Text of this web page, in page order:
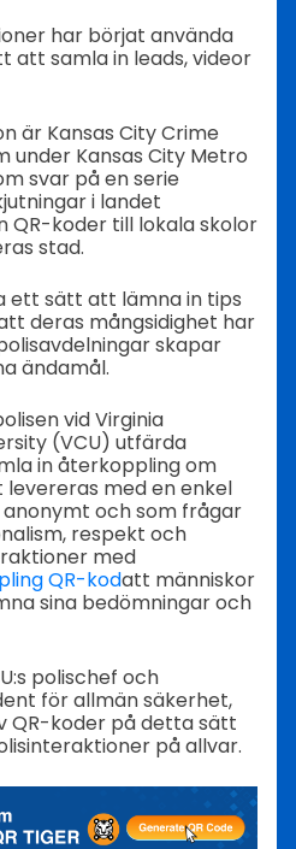
har börjat använda
att samla in leads, videor
är Kansas City Crime
under Kansas City Metro
svar på en serie
i landet
QR-koder till lokala skolor
stad.
ett sätt att lämna in tips
deras mångsidighet har
skapar
ändamål.
vid Virginia
(VCU) utfärda
in återkoppling om
levereras med en enkel
och som frågar
respekt och
med
QR-kodatt människor
sina bedömningar och
polischef och
för allmän säkerhet,
QR-koder på detta sätt
på allvar.